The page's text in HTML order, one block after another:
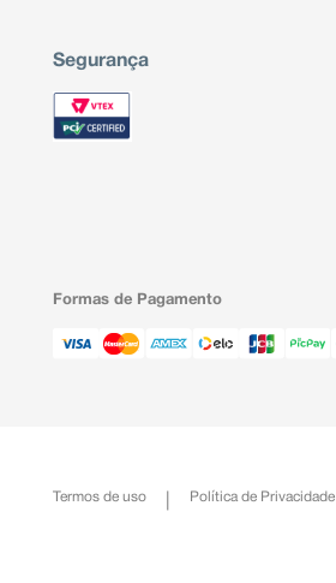
Segurança
Formas de Pagamento
Termos de uso Política de Privacidade